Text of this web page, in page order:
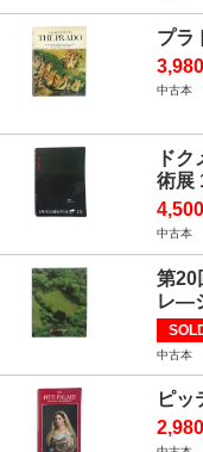
プラ
中古本
ド
術展
中古本
第20
レ―
中古本
ピッ